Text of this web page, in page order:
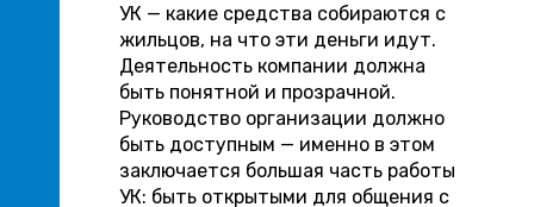
УК — какие средства собираются с
жильцов, на что эти деньги идут.
Деятельность компании должна
быть понятной и прозрачной.
Руководство организации должно
быть доступным — именно в этом
заключается большая часть работы
УК: быть открытыми для общения с